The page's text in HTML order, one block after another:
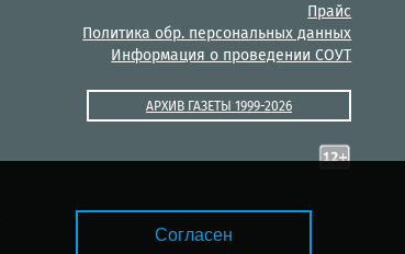
Согласен
Прайс
Политика обр. персональных данных
Информация о проведении СОУТ
АРХИВ ГАЗЕТЫ 1999-2026